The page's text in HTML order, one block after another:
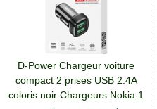
D-Power Chargeur voiture
compact 2 prises USB 2.4A
coloris noir:Chargeurs Nokia 1